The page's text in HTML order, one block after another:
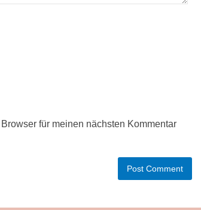
für meinen nächsten Kommentar